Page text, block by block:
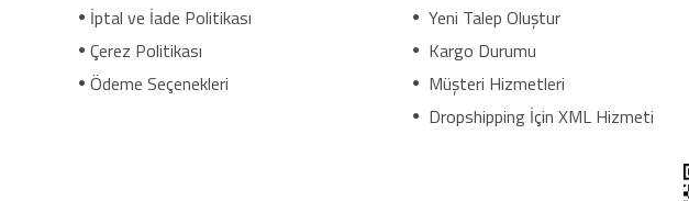
İptal ve İade Politikası
Çerez Politikası
Ödeme Seçenekleri
Yeni Talep Oluştur
Kargo Durumu
Müşteri Hizmetleri
Dropshipping İçin XML Hizmeti